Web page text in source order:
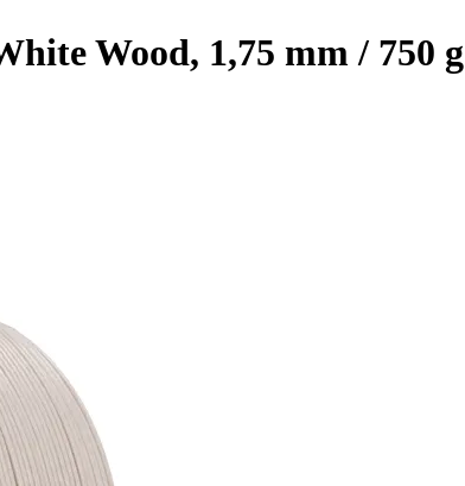
Wood, 1,75 mm / 750 g